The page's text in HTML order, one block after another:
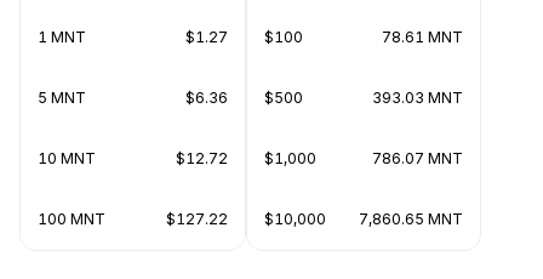
1 MNT $1.27
5 MNT $6.36
10 MNT $12.72
100 MNT $127.22
$100 78.61 MNT
$500 393.03 MNT
$1,000 786.07 MNT
$10,000 7,860.65 MNT